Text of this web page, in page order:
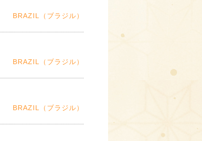
BRAZIL（ブラジル）
BRAZIL（ブラジル）
BRAZIL（ブラジル）